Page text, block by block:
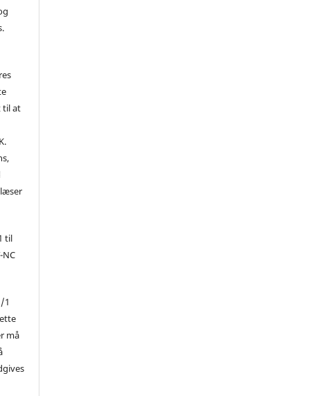
til at
til
NC
1
må